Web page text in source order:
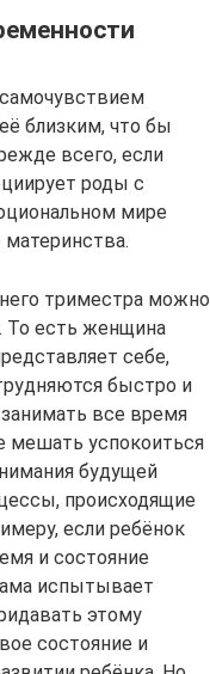
близким, что бы
всего, если
роды с
мире
триместра можно
То есть женщина
себе,
быстро и
все время
мешать успокоиться
будущей
происходящие
если ребёнок
и состояние
испытывает
этому
состояние и